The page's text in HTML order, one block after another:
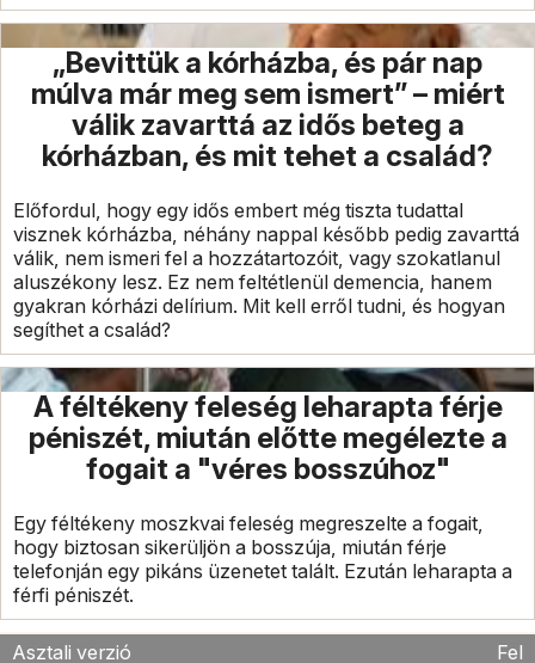
„Bevittük a kórházba, és pár nap
múlva már meg sem ismert” – miért
válik zavarttá az idős beteg a
kórházban, és mit tehet a család?
Előfordul, hogy egy idős embert még tiszta tudattal
visznek kórházba, néhány nappal később pedig zavarttá
válik, nem ismeri fel a hozzátartozóit, vagy szokatlanul
aluszékony lesz. Ez nem feltétlenül demencia, hanem
gyakran kórházi delírium. Mit kell erről tudni, és hogyan
segíthet a család?
A féltékeny feleség leharapta férje
péniszét, miután előtte megélezte a
fogait a "véres bosszúhoz"
Egy féltékeny moszkvai feleség megreszelte a fogait,
hogy biztosan sikerüljön a bosszúja, miután férje
telefonján egy pikáns üzenetet talált. Ezután leharapta a
férfi péniszét.
Asztali verzió Fel